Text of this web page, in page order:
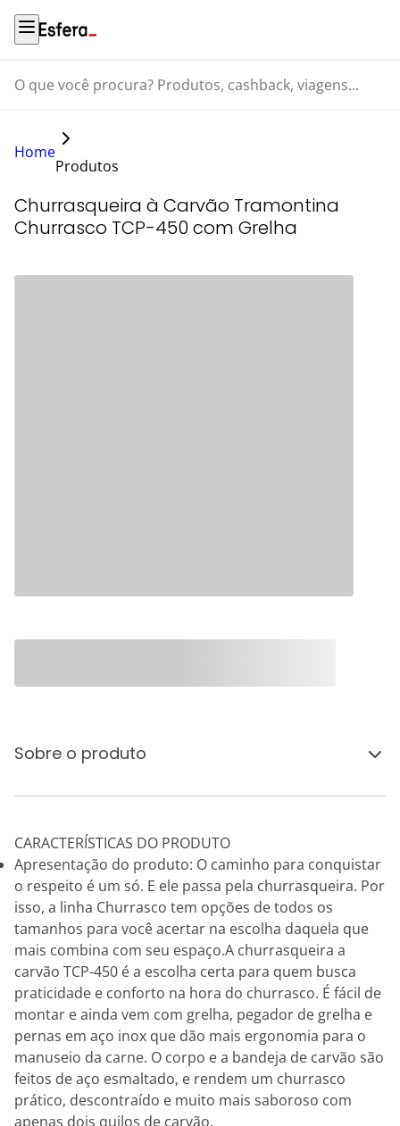
O que você procura? Produtos, cashback, viagens...
Home
Produtos
Churrasqueira à Carvão Tramontina
Churrasco TCP-450 com Grelha
Sobre o produto
CARACTERÍSTICAS DO PRODUTO
Apresentação do produto: O caminho para conquistar
o respeito é um só. E ele passa pela churrasqueira. Por
isso, a linha Churrasco tem opções de todos os
tamanhos para você acertar na escolha daquela que
mais combina com seu espaço.A churrasqueira a
carvão TCP-450 é a escolha certa para quem busca
praticidade e conforto na hora do churrasco. É fácil de
montar e ainda vem com grelha, pegador de grelha e
pernas em aço inox que dão mais ergonomia para o
manuseio da carne. O corpo e a bandeja de carvão são
feitos de aço esmaltado, e rendem um churrasco
prático, descontraído e muito mais saboroso com
apenas dois quilos de carvão.